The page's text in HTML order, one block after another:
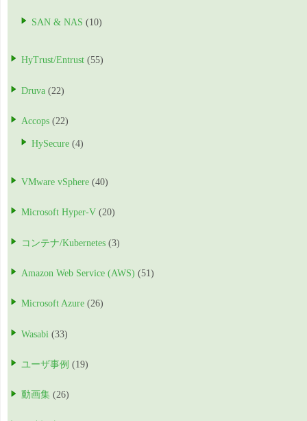
SAN & NAS (10)
HyTrust/Entrust (55)
Druva (22)
Accops (22)
HySecure (4)
VMware vSphere (40)
Microsoft Hyper-V (20)
コンテナ/Kubernetes (3)
Amazon Web Service (AWS) (51)
Microsoft Azure (26)
Wasabi (33)
ユーザ事例 (19)
動画集 (26)